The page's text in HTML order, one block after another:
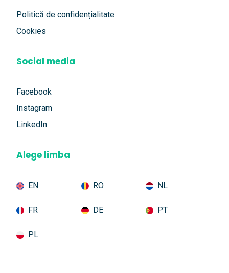
Politică de confidențialitate
Cookies
Social media
Facebook
Instagram
LinkedIn
Alege limba
EN RO NL
FR DE PT
PL